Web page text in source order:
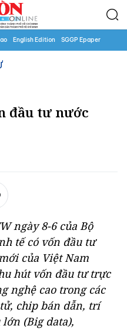
English Edition SGGP Epaper
đầu tư nước
ngày 8-6 của Bộ
tế có vốn đầu tư
của Việt Nam
hút vốn đầu tư trực
nghệ cao trong các
chip bán dẫn, trí
(Big data),